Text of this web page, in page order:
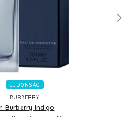
ÚJDONSÁG
BURBERRY
Burberry Indigo